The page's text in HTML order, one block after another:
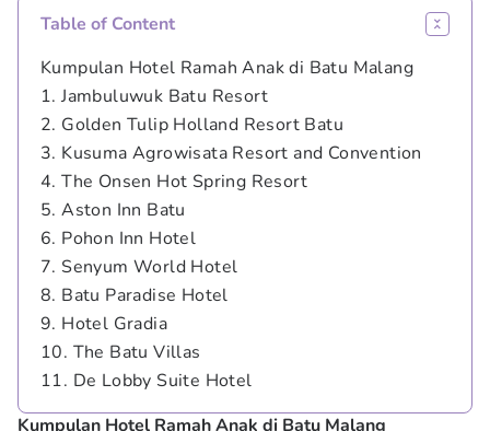
Table of Content
Kumpulan Hotel Ramah Anak di Batu Malang
1. Jambuluwuk Batu Resort
2. Golden Tulip Holland Resort Batu
3. Kusuma Agrowisata Resort and Convention
4. The Onsen Hot Spring Resort
5. Aston Inn Batu
6. Pohon Inn Hotel
7. Senyum World Hotel
8. Batu Paradise Hotel
9. Hotel Gradia
10. The Batu Villas
11. De Lobby Suite Hotel
Kumpulan Hotel Ramah Anak di Batu Malang